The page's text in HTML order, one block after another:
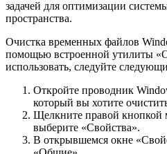
задачей для оптимизации
пространства.
Очистка временных файлов
помощью встроенной утилиты
использовать, следуйте
Откройте проводник
который вы хотите
Щелкните правой
выберите «Свойства».
В открывшемся окне